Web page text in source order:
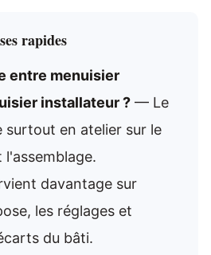
rapides
entre menuisier
installateur ? — Le
en atelier sur le
l'assemblage.
davantage sur
les réglages et
du bâti.